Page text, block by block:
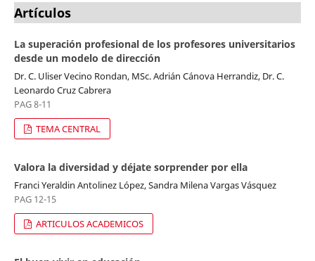
Artículos
La superación profesional de los profesores universitarios
desde un modelo de dirección
Dr. C. Uliser Vecino Rondan, MSc. Adrián Cánova Herrandiz, Dr. C.
Leonardo Cruz Cabrera
PAG 8-11
TEMA CENTRAL
Valora la diversidad y déjate sorprender por ella
Franci Yeraldin Antolinez López, Sandra Milena Vargas Vásquez
PAG 12-15
ARTICULOS ACADEMICOS